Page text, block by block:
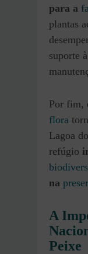
para a
plantas
suporte à
Por fim,
flora
Lagoa
refúgio
na
A
Peixe